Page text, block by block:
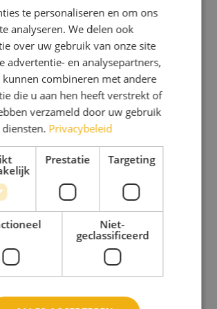
en overtuiging, terwijl we meer
en meetbare resultaten nodig
willen we dit verbeteren en nog
waar we naartoe werken."
er structurele uitdagingen rondom
van projecten. Hoe
dat succesvolle interventies niet
van tijdelijke subsidies, maar echt
in het reguliere beleid? Dat is een
beter moeten beantwoorden."
van Verbeter Breda in de toekomst,
uit 2024 neem je mee om die visie te
kern van de toekomstvisie van
het sluiten van concrete deals. We
en visies, maar we moeten nog
maken van meetbare afspraken
te personaliseren en om ons
analyseren. We delen ook
over uw gebruik van onze site
advertentie- en analysepartners,
kunnen combineren met andere
die u aan hen heeft verstrekt of
verzameld door uw gebruik
Privacybeleid
Prestatie Targeting
Niet-
geclassificeerd